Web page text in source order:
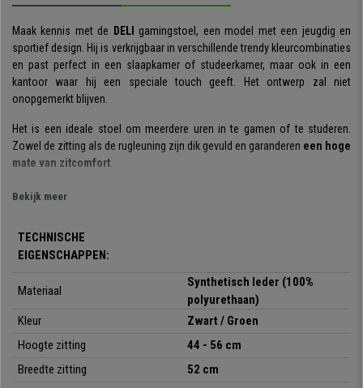
Maak kennis met de DELI
gamingstoel, een model met een jeugdig en
sportief design. Hij is verkrijgbaar in verschillende trendy kleurcombinaties
en past perfect in een slaapkamer of studeerkamer, maar ook in een
kantoor waar hij een speciale touch geeft. Het ontwerp zal niet
onopgemerkt blijven.
Het is een ideale stoel om meerdere uren in te gamen of te studeren.
Zowel de zitting als de rugleuning zijn dik gevuld en garanderen een hoge
mate van zitcomfort.
De gamestoel heeft ook een
pauzes.
De bekleding van de bureaustoel is gemaakt van
hoogwaardig
synthetisch leder
, dat prettig aanvoelt en gemakkelijk te onderhouden is.
Een simpele vochtige doek is voldoende om hem schoon en als nieuw te
houden.
is voorzien van
design die comfort en stijl toevoegen aan de stoel. Het
Bekijk meer
TECHNISCHE
EIGENSCHAPPEN:
Materiaal
Synthetisch leder (100%
polyurethaan)
Kleur
Zwart / Groen
Hoogte zitting
44 - 56 cm
Breedte zitting
52 cm